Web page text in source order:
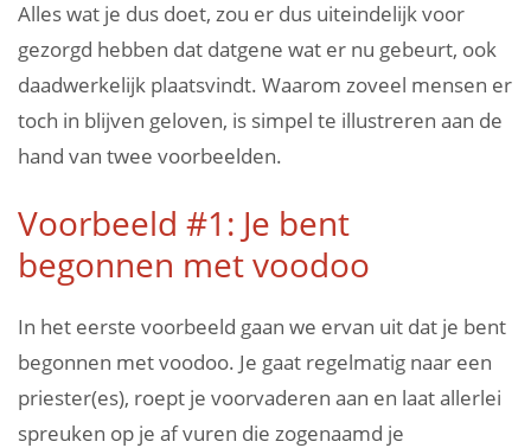
Alles wat je dus doet, zou er dus uiteindelijk voor
gezorgd hebben dat datgene wat er nu gebeurt, ook
daadwerkelijk plaatsvindt. Waarom zoveel mensen er
toch in blijven geloven, is simpel te illustreren aan de
hand van twee voorbeelden.
Voorbeeld #1: Je bent
begonnen met voodoo
In het eerste voorbeeld gaan we ervan uit dat je bent
begonnen met voodoo. Je gaat regelmatig naar een
priester(es), roept je voorvaderen aan en laat allerlei
spreuken op je af vuren die zogenaamd je